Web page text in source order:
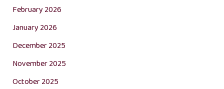
February 2026
January 2026
December 2025
November 2025
October 2025